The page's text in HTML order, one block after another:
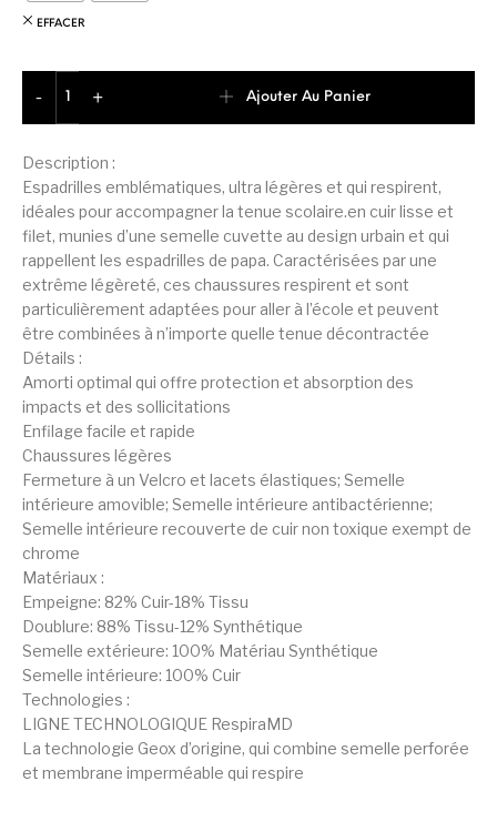
Description :
Espadrilles emblématiques, ultra légères et qui respirent,
idéales pour accompagner la tenue scolaire.en cuir lisse et
filet, munies d’une semelle cuvette au design urbain et qui
rappellent les espadrilles de papa. Caractérisées par une
extrême légèreté, ces chaussures respirent et sont
particulièrement adaptées pour aller à l’école et peuvent
être combinées à n’importe quelle tenue décontractée
Détails :
Amorti optimal qui offre protection et absorption des
impacts et des sollicitations
Enfilage facile et rapide
Chaussures légères
Fermeture à un Velcro et lacets élastiques; Semelle
intérieure amovible; Semelle intérieure antibactérienne;
Semelle intérieure recouverte de cuir non toxique exempt de
chrome
Matériaux :
Empeigne: 82% Cuir-18% Tissu
Doublure: 88% Tissu-12% Synthétique
Semelle extérieure: 100% Matériau Synthétique
Semelle intérieure: 100% Cuir
Technologies :
LIGNE TECHNOLOGIQUE RespiraMD
La technologie Geox d’origine, qui combine semelle perforée
et membrane imperméable qui respire
EFFACER
-
+
Ajouter Au Panier